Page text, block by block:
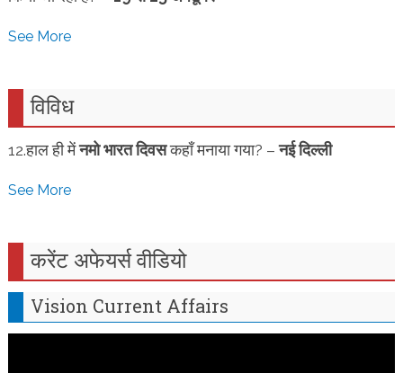
See More
विविध
12.हाल ही मेंनमो भारत दिवसकहाँ मनाया गया? –नई दिल्ली
See More
करेंट अफेयर्स वीडियो
Vision Current Affairs